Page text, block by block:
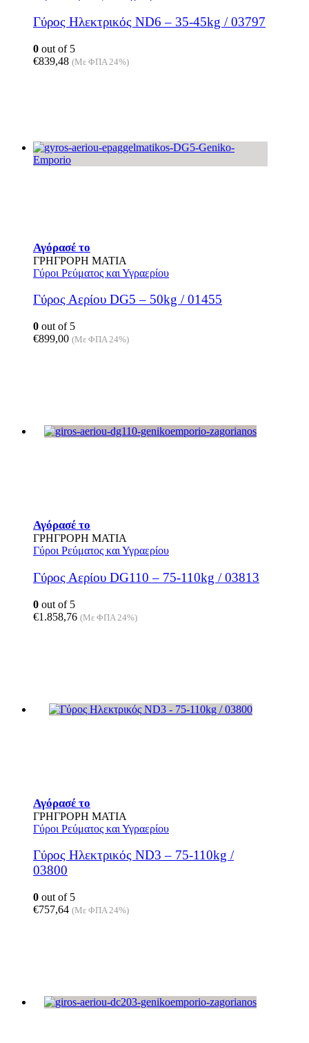
Γύρος Ηλεκτρικός ND6 – 35-45kg / 03797
0 out of 5
€839,48 (Με ΦΠΑ 24%)
Αγόρασέ το
ΓΡΗΓΡΟΡΗ ΜΑΤΙΑ
Γύροι Ρεύματος και Υγραερίου
Γύρος Αερίου DG5 – 50kg / 01455
0 out of 5
€899,00 (Με ΦΠΑ 24%)
Αγόρασέ το
ΓΡΗΓΡΟΡΗ ΜΑΤΙΑ
Γύροι Ρεύματος και Υγραερίου
Γύρος Αερίου DG110 – 75-110kg / 03813
0 out of 5
€1.858,76 (Με ΦΠΑ 24%)
Αγόρασέ το
ΓΡΗΓΡΟΡΗ ΜΑΤΙΑ
Γύροι Ρεύματος και Υγραερίου
Γύρος Ηλεκτρικός ND3 – 75-110kg /
03800
0 out of 5
€757,64 (Με ΦΠΑ 24%)